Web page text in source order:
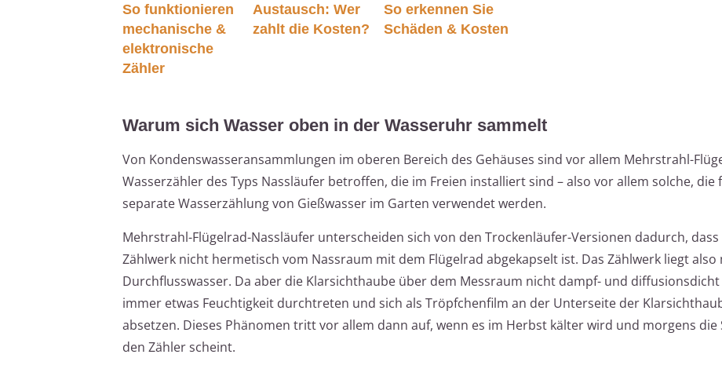
So funktionieren
mechanische &
elektronische
Zähler
Austausch: Wer
zahlt die Kosten?
So erkennen Sie
Schäden & Kosten
Warum sich Wasser oben in der Wasseruhr sammelt
Von Kondenswasseransammlungen im oberen Bereich des Gehäuses sind vor allem Mehrstrahl-
Wasserzähler des Typs Nassläufer betroffen, die im Freien installiert sind – also vor allem solche, die
separate Wasserzählung von Gießwasser im Garten verwendet werden.
Mehrstrahl-Flügelrad-Nassläufer unterscheiden sich von den Trockenläufer-Versionen dadurch,
Zählwerk nicht hermetisch vom Nassraum mit dem Flügelrad abgekapselt ist. Das Zählwerk liegt also
Durchflusswasser. Da aber die Klarsichthaube über dem Messraum nicht dampf- und diffusionsdicht
immer etwas Feuchtigkeit durchtreten und sich als Tröpfchenfilm an der Unterseite der
absetzen. Dieses Phänomen tritt vor allem dann auf, wenn es im Herbst kälter wird und morgens die
den Zähler scheint.